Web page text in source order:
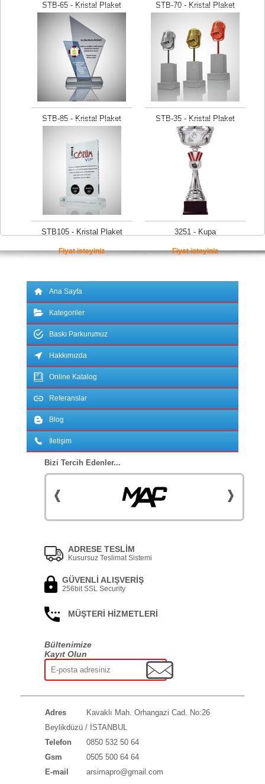
STB-65 - Kristal Plaket
Fiyat isteyiniz
STB-70 - Kristal Plaket
Fiyat isteyiniz
STB-85 - Kristal Plaket
Fiyat isteyiniz
STB-35 - Kristal Plaket
Fiyat isteyiniz
STB105 - Kristal Plaket
Fiyat isteyiniz
3251 - Kupa
Fiyat isteyiniz
Ana Sayfa
Kategoriler
Baskı Parkurumuz
Hakkımızda
Online Katalog
Referanslar
Blog
İletişim
Bizi Tercih Edenler...
ADRESE TESLİM
Kusursuz Teslimat Sistemi
GÜVENLİ ALIŞVERİŞ
256bit SSL Security
MÜŞTERİ HİZMETLERİ
Bültenimize
Kayıt Olun
Adres
Kavaklı Mah. Orhangazi Cad. No:26
Beylikdüzü / İSTANBUL
Telefon
0850 532 50 64
Gsm
0505 500 64 64
E-mail
arsimapro@gmail.com